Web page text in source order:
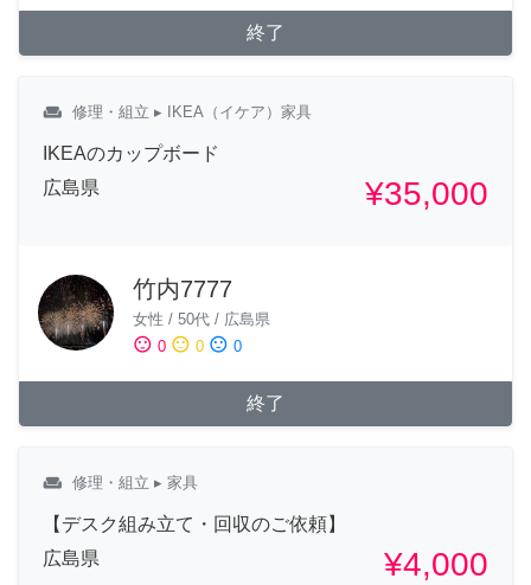
終了
weekend 修理・組立 ▸ IKEA（イケア）家具
IKEAのカップボード
広島県
¥35,000
竹内7777
女性 / 50代 / 広島県
sentiment_satisfied 0 sentiment_neutral 0 sentiment_dissatisfied 0
終了
weekend 修理・組立 ▸ 家具
【デスク組み立て・回収のご依頼】
広島県
¥4,000